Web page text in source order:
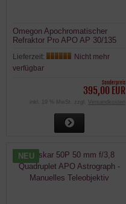
Omegon Apochromatischer
Refraktor Pro APO AP 30/135
Lieferzeit:
Nicht mehr
verfügbar
Sonderpreis
395,00 EUR
inkl. 19 % MwSt. zzgl. Versandkosten
NEU